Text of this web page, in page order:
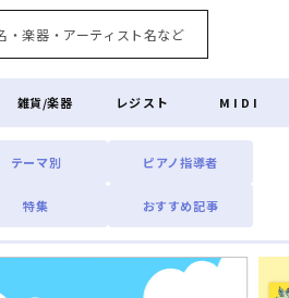
ロ
グ
イ
ン
テーマ別 ピアノ指導者
特集 おすすめ記事
雑貨/楽器 レジスト MIDI